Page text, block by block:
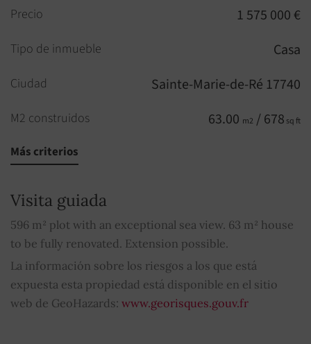
Precio 1 575 000 €
Tipo de inmueble Casa
Ciudad Sainte-Marie-de-Ré 17740
M2 construidos 63.00 m2 / 678 sq ft
Bien sujeto al régimen de copropiedad
Más criterios
Visita guiada
596 m² plot with an exceptional sea view. 63 m² house
to be fully renovated. Extension possible.
La información sobre los riesgos a los que está
expuesta esta propiedad está disponible en el sitio
web de GeoHazards: www.georisques.gouv.fr